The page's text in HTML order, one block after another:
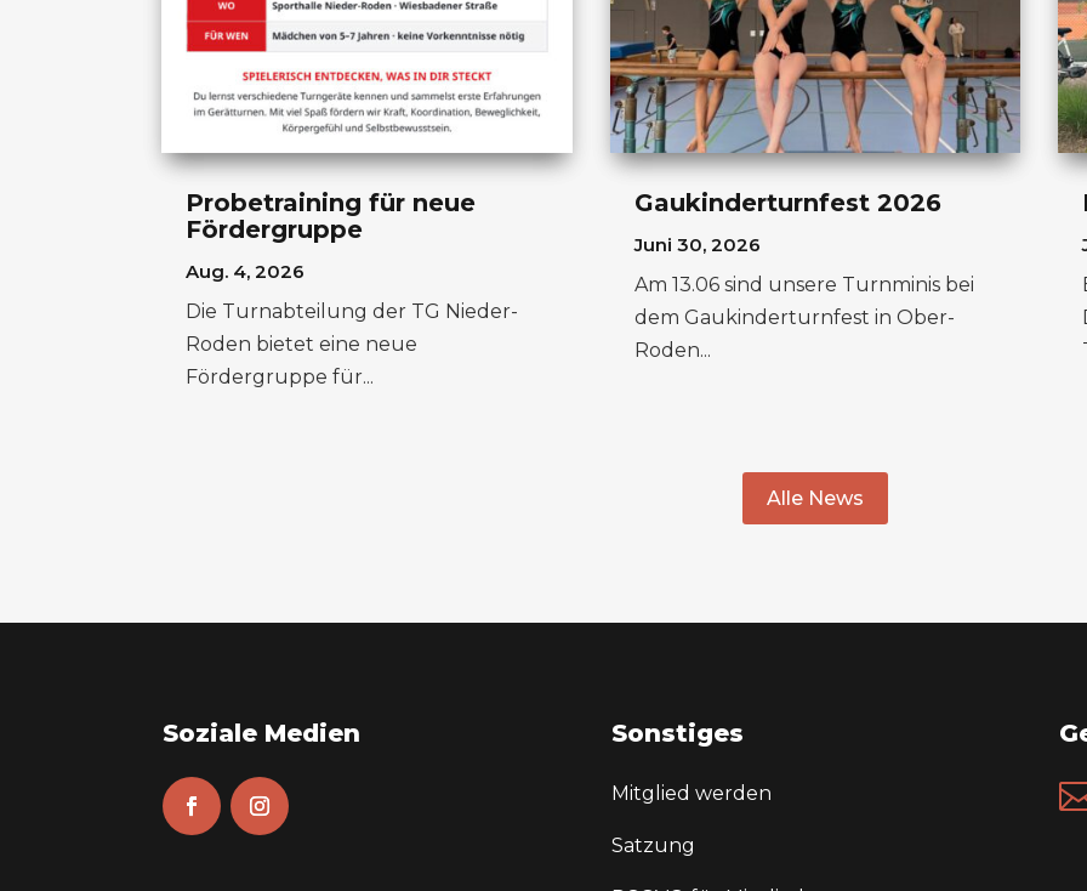
Probetraining für neue
Fördergruppe
Aug. 4, 2026
Die Turnabteilung der TG Nieder-
Roden bietet eine neue
Fördergruppe für...
Gaukinderturnfest 2026
Juni 30, 2026
Am 13.06 sind unsere Turnminis bei
dem Gaukinderturnfest in Ober-
Roden...
Alle News
Soziale Medien Sonstiges
Mitglied werden
Satzung